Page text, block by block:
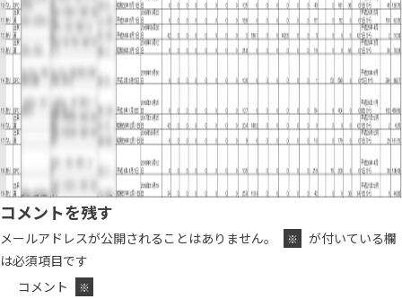
コメントを残す
メールアドレスが公開されることはありません。 ※
が付いている欄
は必須項目です
コメント
※